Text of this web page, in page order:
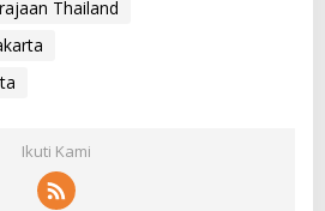
Thailand
Ikuti Kami